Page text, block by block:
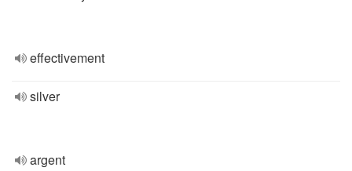
effectivement
silver
argent